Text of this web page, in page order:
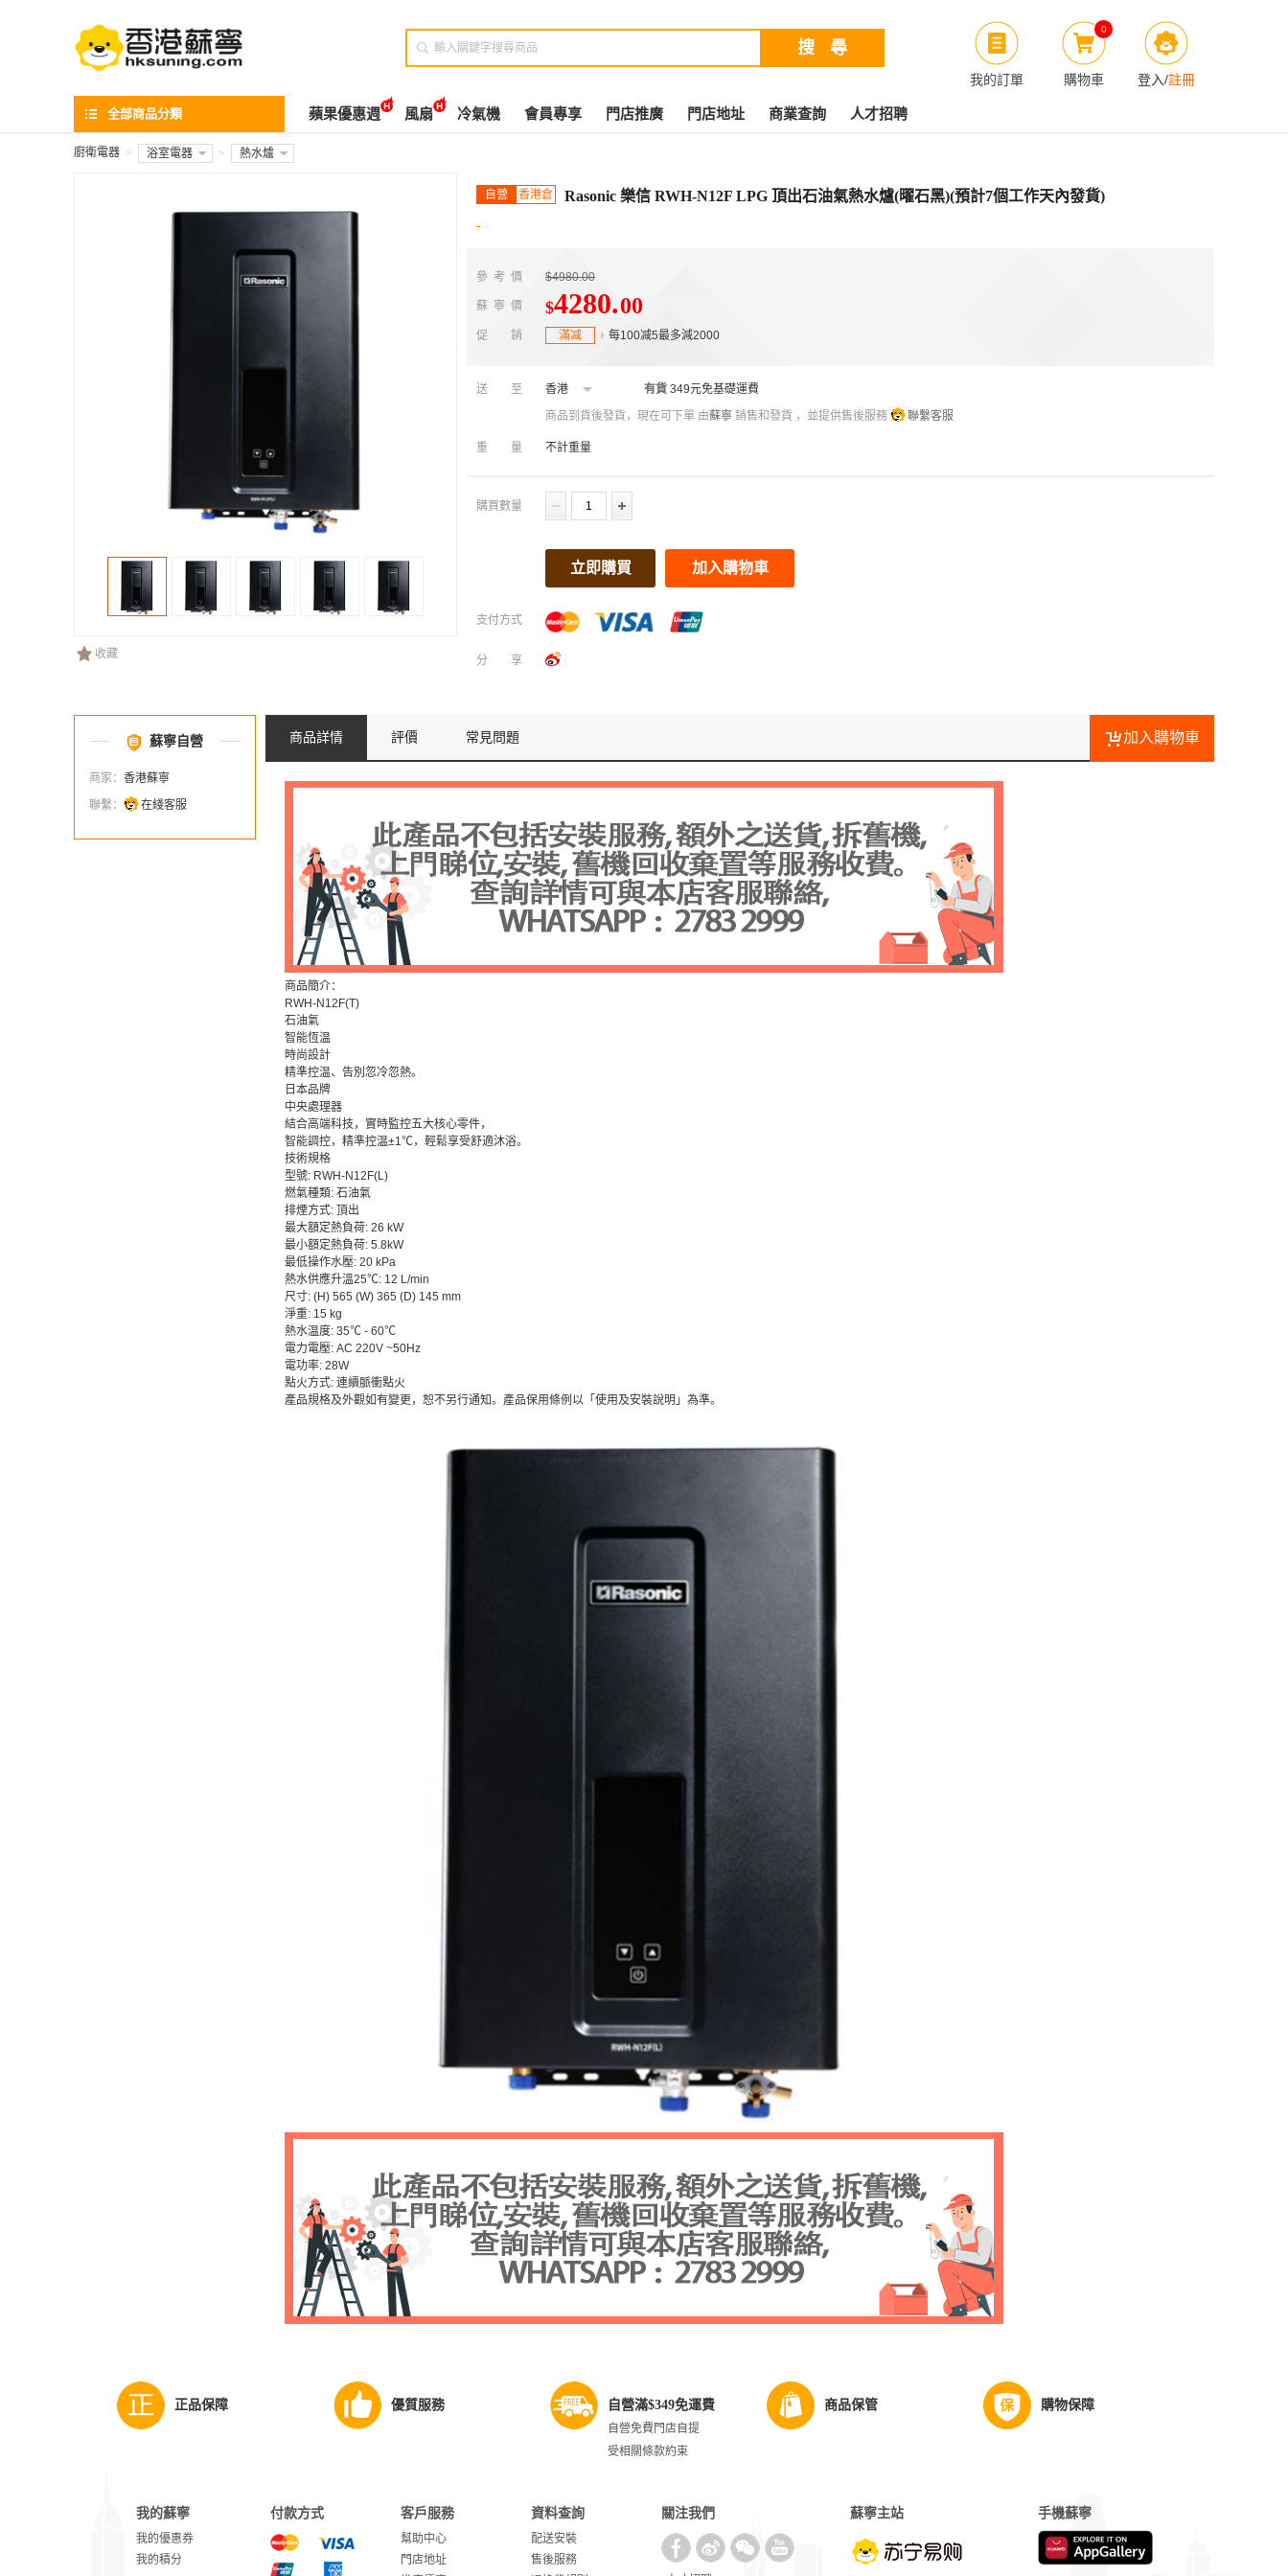
我的訂單
0
購物車 登入/註冊

全部商品分類 蘋果優惠週 風扇 冷氣機 會員專享 門店推廣 門店地址 商業查詢 人才招聘
廚衛電器 > 浴室電器 > 熱水爐
收藏
自營 香港倉 Rasonic 樂信 RWH-N12F LPG 頂出石油氣熱水爐(曜石黑)(預計7個工作天內發貨)
-
參考價 $4980.00
蘇寧價 $4280.00
促銷 滿减 每100减5最多減2000
送至 香港 有貨 349元免基礎運費
商品到貨後發貨，現在可下單 由蘇寧 銷售和發貨 ，並提供售後服務 聯繫客服
重量 不計重量
購買數量
立即購買 加入購物車
支付方式
分享
蘇寧自營
商家： 香港蘇寧
聯繫：
在綫客服
加入購物車
商品詳情 評價 常見問題
商品簡介：
RWH-N12F(T)
石油氣
智能恆温
時尚設計
精準控温、告別忽冷忽熱。
日本品牌
中央處理器
結合高端科技，實時監控五大核心零件，
智能調控，精準控温±1℃，輕鬆享受舒適沐浴。
技術規格
型號: RWH-N12F(L)
燃氣種類: 石油氣
排煙方式: 頂出
最大額定熱負荷: 26 kW
最小額定熱負荷: 5.8kW
最低操作水壓: 20 kPa
熱水供應升溫25℃: 12 L/min
尺寸: (H) 565 (W) 365 (D) 145 mm
淨重: 15 kg
熱水温度: 35℃ - 60℃
電力電壓: AC 220V ~50Hz
電功率: 28W
點火方式: 連續脈衝點火
產品規格及外觀如有變更，恕不另行通知。產品保用條例以「使用及安裝說明」為準。
正品保障 優質服務 自營滿$349免運費
自營免費門店自提
受相關條款約束
商品保管 購物保障
我的蘇寧
我的優惠券
我的積分
付款方式 客戶服務
幫助中心
門店地址
資料查詢
配送安裝
售後服務
關注我們 蘇寧主站 手機蘇寧